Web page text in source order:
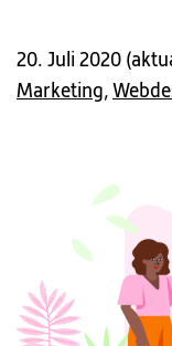
20. Juli 2020 (
Marketing,